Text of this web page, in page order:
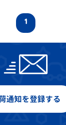
1
通知を登録する